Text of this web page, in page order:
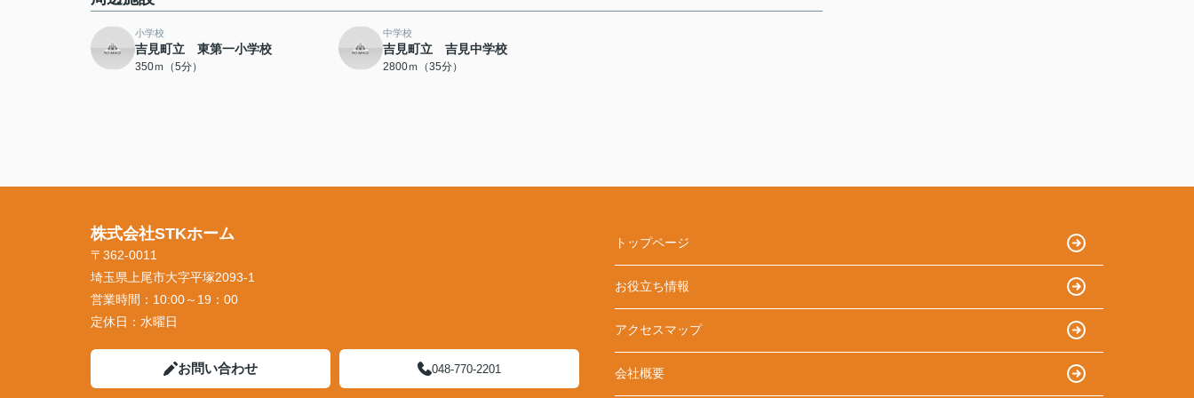
小学校
吉見町立 東第一小学校
350ｍ（5分）
中学校
吉見町立 吉見中学校
2800ｍ（35分）
株式会社STKホーム
〒362-0011
埼玉県上尾市大字平塚2093-1
営業時間： 10:00～19：00
定休日： 水曜日
お問い合わせ 048-770-2201
トップページ
お役立ち情報
アクセスマップ
会社概要